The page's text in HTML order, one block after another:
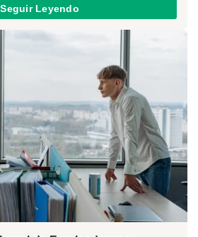
Seguir Leyendo